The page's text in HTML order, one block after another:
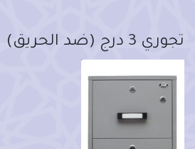
تجوري 3 درج (ضد الحريق)